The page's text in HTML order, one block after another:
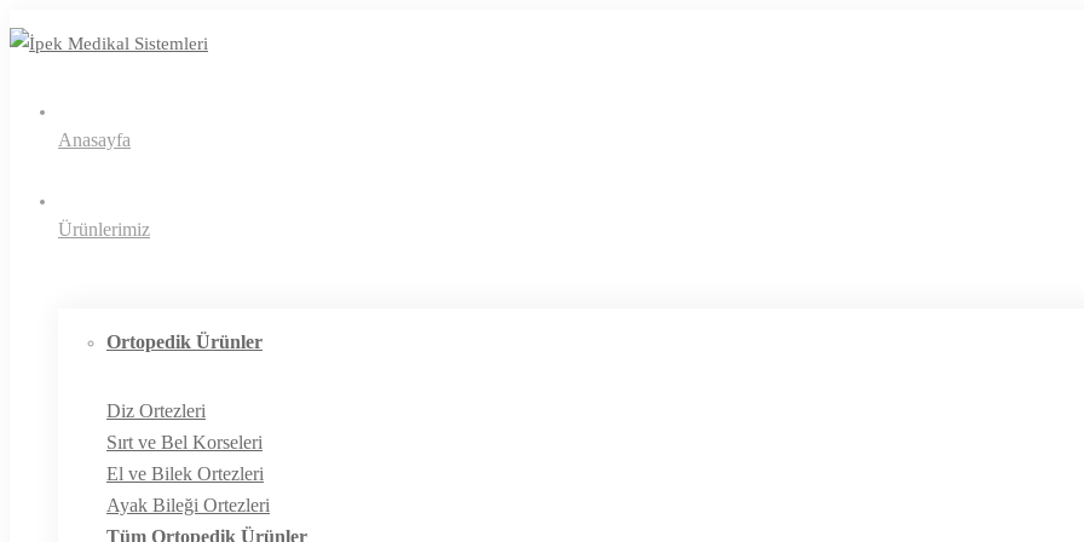
Anasayfa
Ürünlerimiz
Ortopedik Ürünler
Diz Ortezleri
Sırt ve Bel Korseleri
El ve Bilek Ortezleri
Ayak Bileği Ortezleri
Tüm Ortopedik Ürünler